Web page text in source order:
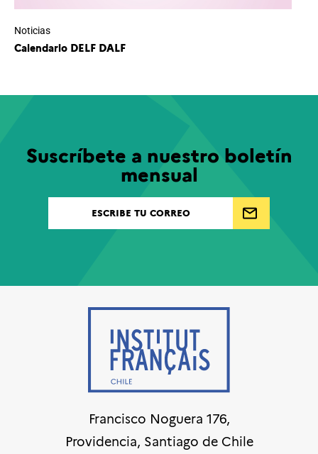
Noticias
Calendario DELF DALF
Suscríbete a nuestro boletín
mensual
Francisco Noguera 176,
Providencia, Santiago de Chile